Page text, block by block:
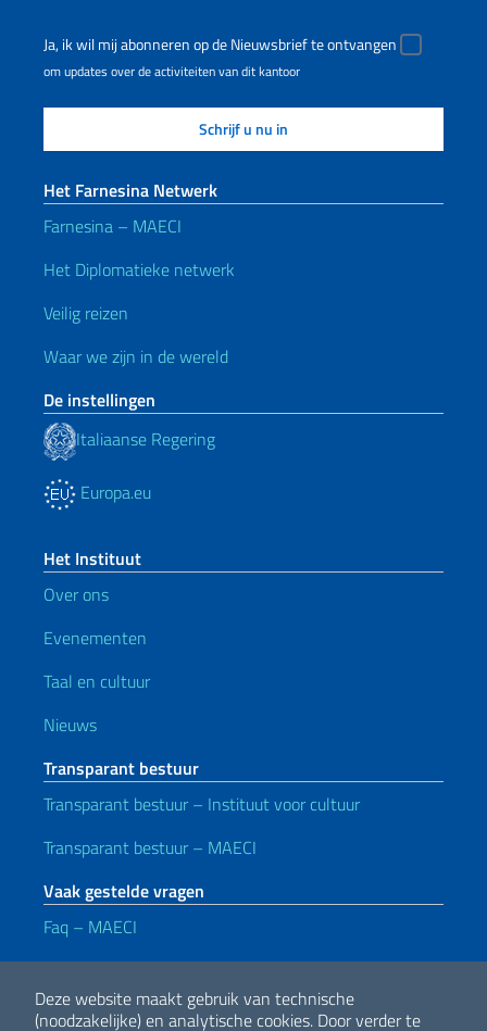
Deze website maakt gebruik van technische
(noodzakelijke) en analytische cookies. Door verder te
Ja, ik wil mij abonneren op de Nieuwsbrief te ontvangen
om updates over de activiteiten van dit kantoor
Het Farnesina Netwerk
Farnesina – MAECI
Het Diplomatieke netwerk
Veilig reizen
Waar we zijn in de wereld
De instellingen
Italiaanse Regering
Europa.eu
Het Instituut
Over ons
Evenementen
Taal en cultuur
Nieuws
Transparant bestuur
Transparant bestuur – Instituut voor cultuur
Transparant bestuur – MAECI
Vaak gestelde vragen
Faq – MAECI
Handige koppelingen
Note legaliPrivacy e cookie policyDichiarazione di accessibilità